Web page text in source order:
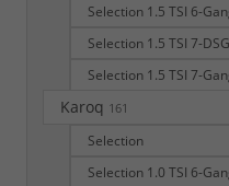
Selection 1.5 TSI 6-
Selection 1.5 TSI 7-DSG
Selection 1.5 TSI 7-
Karoq 161
Selection
Selection 1.0 TSI 6-